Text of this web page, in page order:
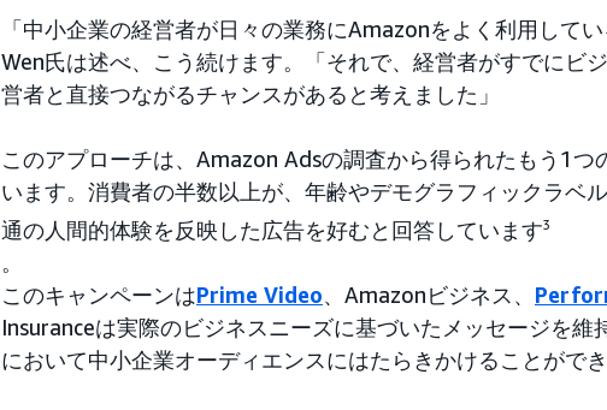
「中小企業の経営者が日々の業務にAmazonをよく利用して
Wen氏は述べ、こう続けます。「それで、経営者がすでにビ
営者と直接つながるチャンスがあると考えました」
このアプローチは、Amazon Adsの調査から得られたもう1つ
います。消費者の半数以上が、年齢やデモグラフィックラベ
通の人間的体験を反映した広告を好むと回答しています3
。
このキャンペーンはPrime Video、Amazonビジネス、
Insuranceは実際のビジネスニーズに基づいたメッセージを維
において中小企業オーディエンスにはたらきかけることができ